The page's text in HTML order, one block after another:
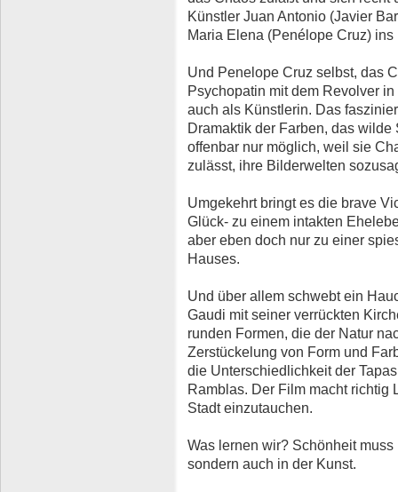
Künstler Juan Antonio (Javier
Maria Elena (Penélope Cruz) ins
Und Penelope Cruz selbst, das
Psychopatin mit dem Revolver
auch als Künstlerin. Das
Dramaktik der Farben, das
offenbar nur möglich, weil sie
zulässt, ihre Bilderwelten
Umgekehrt bringt es die brave
Glück- zu einem intakten
aber eben doch nur zu einer
Hauses.
Und über allem schwebt ein
Gaudi mit seiner verrückten
runden Formen, die der Natur
Zerstückelung von Form und
die Unterschiedlichkeit der
Ramblas. Der Film macht richtig
Stadt einzutauchen.
Was lernen wir? Schönheit
sondern auch in der Kunst.